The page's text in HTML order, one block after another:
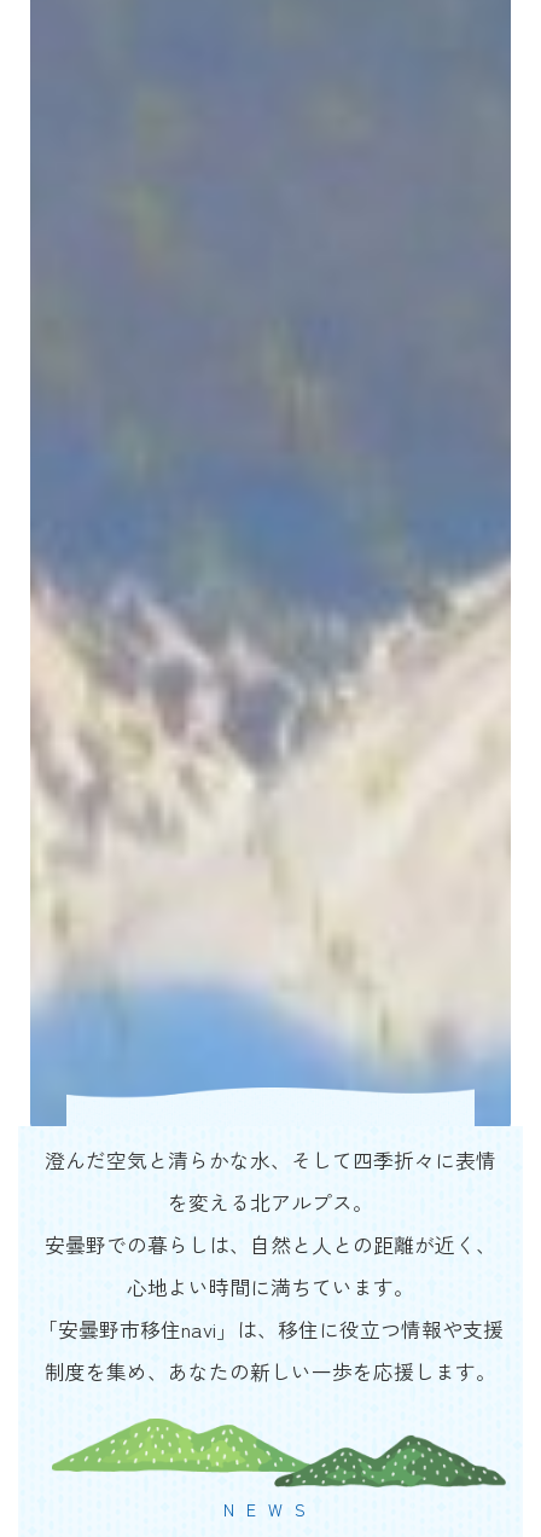
澄んだ空気と清らかな水、そして四季折々に表情
を変える北アルプス。
安曇野での暮らしは、自然と人との距離が近く、
心地よい時間に満ちています。
「安曇野市移住navi」は、移住に役立つ情報や支援
制度を集め、あなたの新しい一歩を応援します。
NEWS